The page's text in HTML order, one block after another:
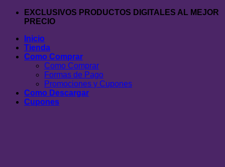
Saltar
EXCLUSIVOS PRODUCTOS DIGITALES AL MEJOR
PRECIO
Inicio
Tienda
Como Comprar
Como Comprar
Formas de Pago
Promociones y Cupones
Como Descargar
Cupones